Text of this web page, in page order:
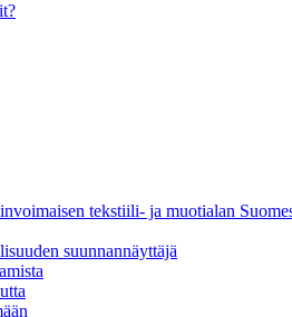
tekstiili- ja muotialan
suunnannäyttäjä